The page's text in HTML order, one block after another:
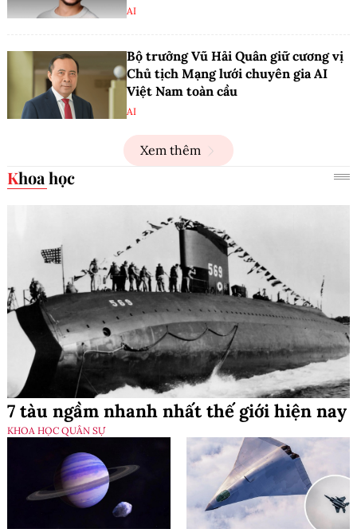
AI
Bộ trưởng Vũ Hải Quân giữ cương vị
Chủ tịch Mạng lưới chuyên gia AI
Việt Nam toàn cầu
AI
Xem thêm
Khoa học
7 tàu ngầm nhanh nhất thế giới hiện nay
KHOA HỌC QUÂN SỰ